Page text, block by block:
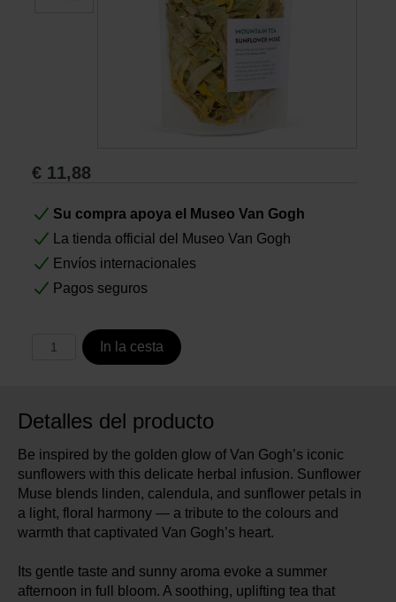
€ 11,88
Su compra apoya el Museo Van Gogh
La tienda official del Museo Van Gogh
Envíos internacionales
Pagos seguros
In la cesta
Detalles del producto
Be inspired by the golden glow of Van Gogh’s iconic
sunflowers with this delicate herbal infusion. Sunflower
Muse blends linden, calendula, and sunflower petals in
a light, floral harmony — a tribute to the colours and
warmth that captivated Van Gogh’s heart.
Its gentle taste and sunny aroma evoke a summer
afternoon in full bloom. A soothing, uplifting tea that